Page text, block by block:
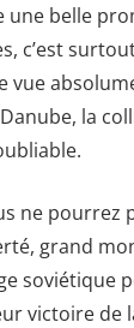
une belle
c’est
vue
la
ne pourrez
grand
soviétique
victoire de